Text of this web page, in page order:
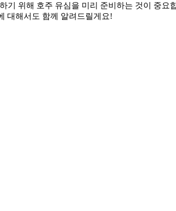
기 위해 호주 유심을 미리 준비하는 것이 중
대해서도 함께 알려드릴게요!